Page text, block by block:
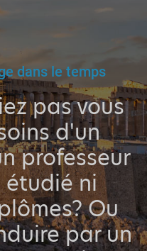
dans le temps
pas vous
d'un
professeur
ni
Ou
par un